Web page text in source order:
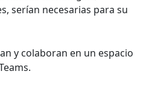
serían necesarias para su
y colaboran en un espacio